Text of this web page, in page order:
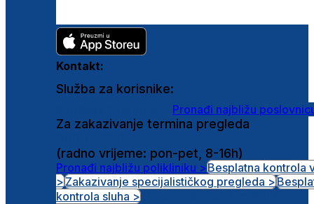
Kontakt:
Služba za korisnike:
Pronađi najbližu
Za zakazivanje termina pregleda
(radno vrijeme: pon-pet, 8-16h)
Pronađi najbližu polikliniku >Besplatna kontrola
>Zakazivanje specijalističkog pregleda >
kontrola sluha >